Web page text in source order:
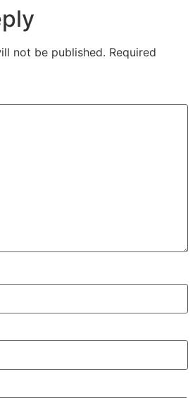
not be published. Required